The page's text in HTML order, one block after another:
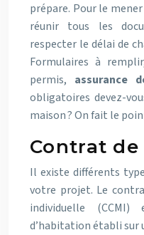
prépare. Pour le
réunir tous les
respecter le délai de
Formulaires à
permis, assurance
obligatoires devez-
maison ? On fait le
Contrat
Il existe différents
votre projet. Le
individuelle
d’habitation établi sur